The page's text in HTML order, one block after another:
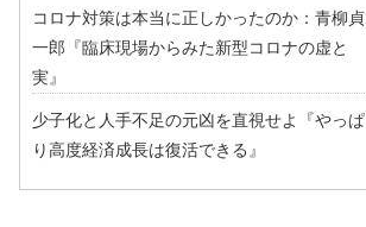
コロナ対策は本当に正しかったのか：青柳貞
一郎『臨床現場からみた新型コロナの虚と
実』
少子化と人手不足の元凶を直視せよ『やっぱ
り高度経済成長は復活できる』